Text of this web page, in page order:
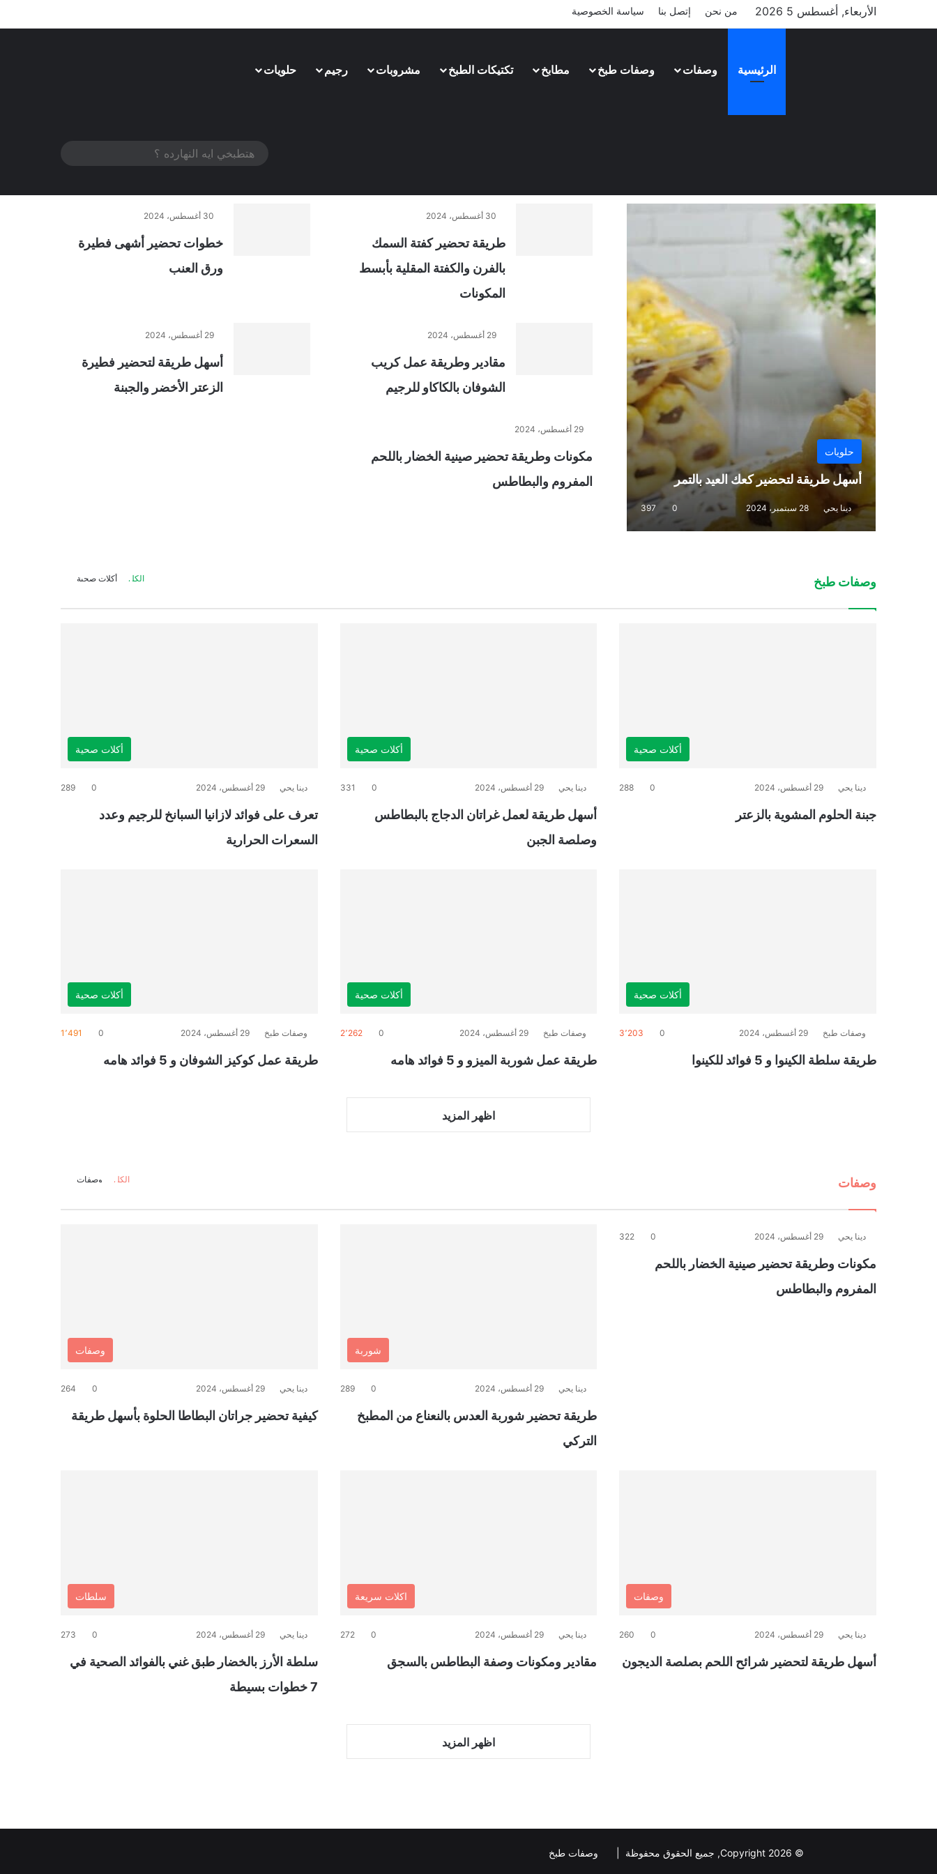
الأربعاء, أغسطس 5 2026 من نحن إتصل بنا سياسة الخصوصية
الرئيسية وصفات وصفات طبخ مطابخ تكتيكات الطبخ مشروبات رجيم حلويات
الوضع المظلم
حلويات
أسهل طريقة لتحضير كعك العيد بالتمر
دينا يحي 28 سبتمبر، 2024 0
397
30 أغسطس، 2024
طريقة تحضير كفتة السمك
بالفرن والكفتة المقلية بأبسط
المكونات
30 أغسطس، 2024
خطوات تحضير أشهى فطيرة
ورق العنب
29 أغسطس، 2024
مقادير وطريقة عمل كريب
الشوفان بالكاكاو للرجيم
29 أغسطس، 2024
أسهل طريقة لتحضير فطيرة
الزعتر الأخضر والجبنة
29 أغسطس، 2024
مكونات وطريقة تحضير صينية الخضار باللحم
المفروم والبطاطس
وصفات طبخ الكل أكلات صحية
أكلات صحية
دينا يحي 29 أغسطس، 2024 0
288
جبنة الحلوم المشوية بالزعتر
أكلات صحية
دينا يحي 29 أغسطس، 2024 0
331
أسهل طريقة لعمل غراتان الدجاج بالبطاطس
وصلصة الجبن
أكلات صحية
دينا يحي 29 أغسطس، 2024 0
289
تعرف على فوائد لازانيا السبانخ للرجيم وعدد
السعرات الحرارية
أكلات صحية
وصفات طبخ 29 أغسطس، 2024 0 3٬203
طريقة سلطة الكينوا و 5 فوائد للكينوا
أكلات صحية
وصفات طبخ 29 أغسطس، 2024 0 2٬262
طريقة عمل شوربة الميزو و 5 فوائد هامه
أكلات صحية
وصفات طبخ 29 أغسطس، 2024 0 1٬491
طريقة عمل كوكيز الشوفان و 5 فوائد هامه
اظهر المزيد
وصفات الكل وصفات
دينا يحي 29 أغسطس، 2024 0
322
مكونات وطريقة تحضير صينية الخضار باللحم
المفروم والبطاطس
شوربة
دينا يحي 29 أغسطس، 2024 0
289
طريقة تحضير شوربة العدس بالنعناع من المطبخ
التركي
وصفات
دينا يحي 29 أغسطس، 2024 0
264
كيفية تحضير جراتان البطاطا الحلوة بأسهل طريقة
وصفات
دينا يحي 29 أغسطس، 2024 0
260
أسهل طريقة لتحضير شرائح اللحم بصلصة الديجون
اكلات سريعة
دينا يحي 29 أغسطس، 2024 0
272
مقادير ومكونات وصفة البطاطس بالسجق
سلطات
دينا يحي 29 أغسطس، 2024 0
273
سلطة الأرز بالخضار طبق غني بالفوائد الصحية في
7 خطوات بسيطة
اظهر المزيد
© Copyright 2026, جميع الحقوق محفوظة | وصفات طبخ